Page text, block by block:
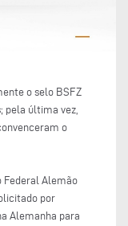
o selo BSFZ
pela última vez,
o
Federal Alemão
por
Alemanha para